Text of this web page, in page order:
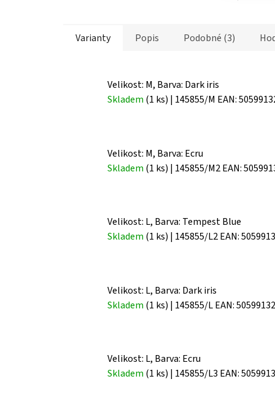
Varianty Popis Podobné (3)
Velikost: M, Barva: Dark iris
Skladem (1 ks) | 145855/M EAN:
Velikost: M, Barva: Ecru
Skladem (1 ks) | 145855/M2EAN:
Velikost: L, Barva: Tempest Blue
Skladem (1 ks) | 145855/L2EAN:
Velikost: L, Barva: Dark iris
Skladem (1 ks) | 145855/LEAN:
Velikost: L, Barva: Ecru
Skladem (1 ks) | 145855/L3 EAN: